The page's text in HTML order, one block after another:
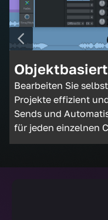
Bearbeiten Sie
Projekte effizient
Sends und
für jeden einzelnen